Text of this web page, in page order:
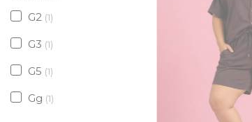
G2 (1)
G3 (1)
G5 (1)
Gg (1)